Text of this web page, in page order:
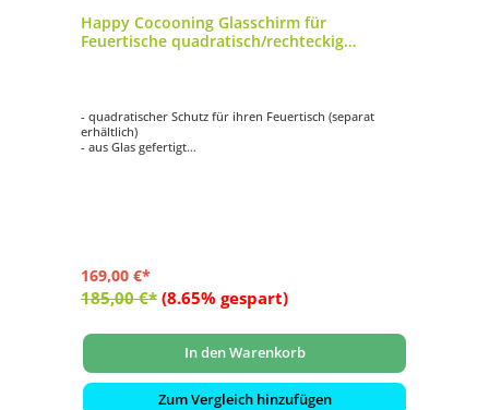
Happy Cocooning Glasschirm für
Feuertische quadratisch/rechteckig
- quadratischer Schutz für ihren Feuertisch (separat
erhältlich)
- aus Glas gefertigt
169,00 €*
185,00 €* (8.65% gespart)
In den Warenkorb
Zum Vergleich hinzufügen